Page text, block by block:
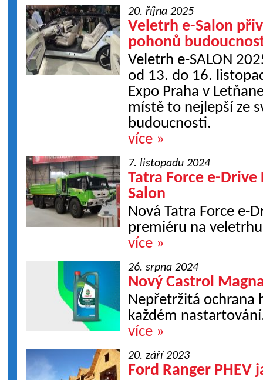
20. října 2025
Veletrh e-Salon
pohonů
Veletrh e-SALON
od 13. do 16.
Expo Praha v
místě to nejlepší ze
budoucnosti.
více »
7. listopadu 2024
Tatra Force e-
Salon
Nová Tatra Force e-
premiéru na
více »
26. srpna 2024
Nový Castrol
Nepřetržitá
každém
více »
20. září 2023
Ford Ranger PHEV